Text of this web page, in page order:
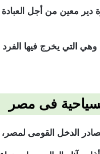
دير معين من أجل
وهي التي يخرج فيها
فى مصر
الدخل القومى لمصر،